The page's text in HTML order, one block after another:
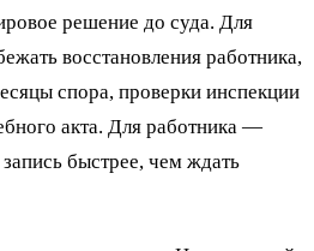
решение до суда. Для
восстановления работника,
спора, проверки инспекции
акта. Для работника —
быстрее, чем ждать